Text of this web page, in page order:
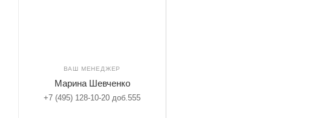
ВАШ МЕНЕДЖЕР
Марина Шевченко
+7 (495) 128-10-20 доб.555